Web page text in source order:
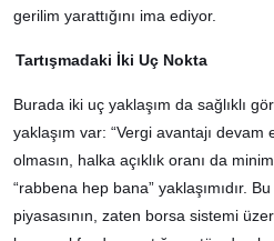
gerilim yarattığını ima ediyor.
Tartışmadaki İki Uç Nokta
Burada iki uç yaklaşım da sağlıklı
yaklaşım var: “Vergi avantajı
olmasın, halka açıklık oranı da
“rabbena hep bana” yaklaşımıdır.
piyasasının, zaten borsa sistemi